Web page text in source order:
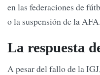
en las federaciones de
o la suspensión de la AFA.
La respuesta
A pesar del fallo de la